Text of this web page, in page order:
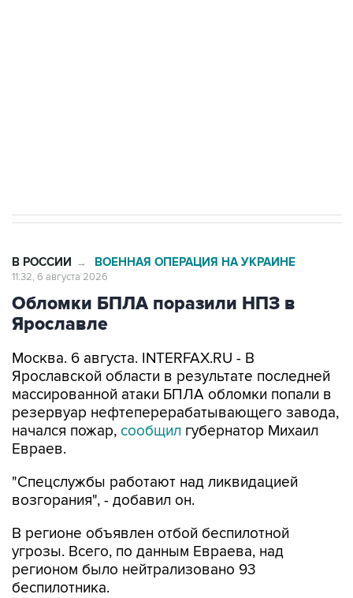
В РОССИИ → ВОЕННАЯ ОПЕРАЦИЯ НА УКРАИНЕ
11:32, 6 августа 2026
Обломки БПЛА поразили НПЗ в
Ярославле
Москва. 6 августа. INTERFAX.RU - В
Ярославской области в результате последней
массированной атаки БПЛА обломки попали в
резервуар нефтеперерабатывающего завода,
начался пожар, сообщил губернатор Михаил
Евраев.
"Спецслужбы работают над ликвидацией
возгорания", - добавил он.
В регионе объявлен отбой беспилотной
угрозы. Всего, по данным Евраева, над
регионом было нейтрализовано 93
беспилотника.